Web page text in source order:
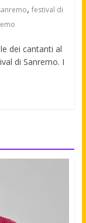
, festival di
dei cantanti al
di Sanremo. I